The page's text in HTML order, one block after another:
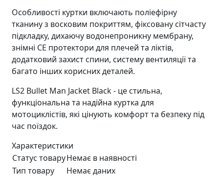
Особливості куртки включають поліефірну
тканину з восковим покриттям, фіксовану сітчасту
підкладку, дихаючу водонепроникну мембрану,
знімні CE протектори для плечей та ліктів,
додатковий захист спини, систему вентиляції та
багато інших корисних деталей.
LS2 Bullet Man Jacket Black - це стильна,
функціональна та надійна куртка для
мотоциклістів, які цінують комфорт та безпеку під
час поїздок.
Характеристики
Статус товаруНемає в наявності
Тип товару
Немає даних